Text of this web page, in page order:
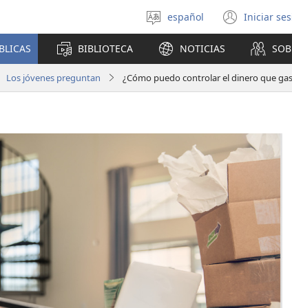
Seleccionar
idioma
español Iniciar(abre
una
nueva
BIBLIOTECA NOTICIAS
Los jóvenes preguntan ¿Cómo puedo controlar el dinero que